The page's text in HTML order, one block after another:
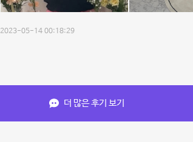
2023-05-14 00:18:29
더 많은 후기 보기